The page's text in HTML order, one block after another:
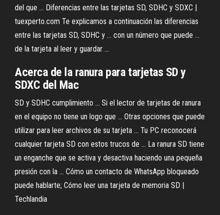
del que ... Diferencias entre las tarjetas SD, SDHC y SDXC |
tuexperto.com Te explicamos a continuación las diferencias
entre las tarjetas SD, SDHC y ... con un número que puede ...
de la tarjeta al leer y guardar ...
Acerca de la ranura para tarjetas SD y
SDXC del Mac
SD y SDHC cumplimiento ... Si el lector de tarjetas de ranura
en el equipo no tiene un logo que ... Otras opciones que puede
utilizar para leer archivos de su tarjeta ... Tu PC reconocerá
cualquier tarjeta SD con estos trucos de ... La ranura SD tiene
un enganche que se activa y desactiva haciendo una pequeña
presión con la ... Cómo un contacto de WhatsApp bloqueado
puede hablarte; Cómo leer una tarjeta de memoria SD |
Techlandia